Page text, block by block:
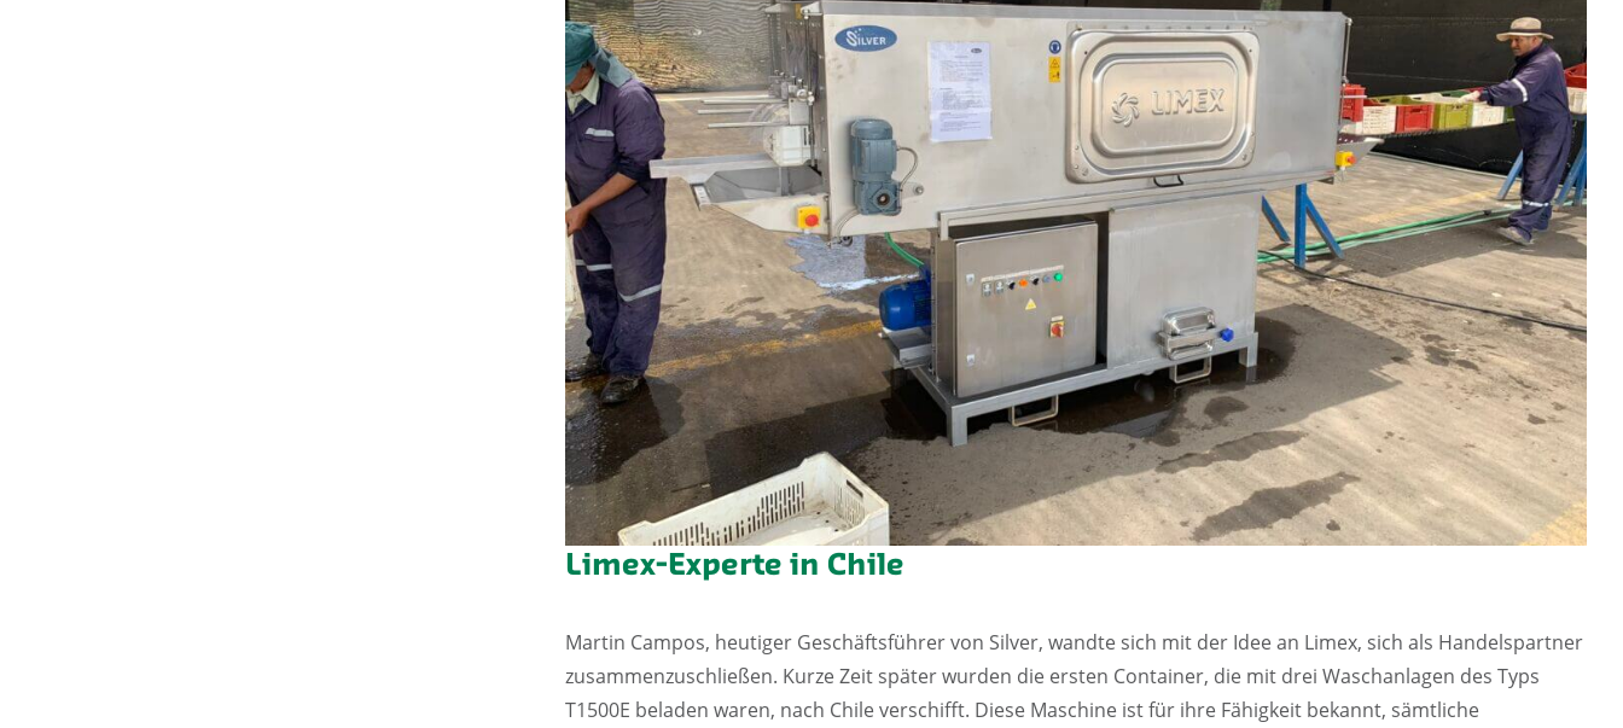
Limex-Experte in Chile
Martin Campos, heutiger Geschäftsführer von Silver, wandte sich mit der Idee an Limex, sich als Handelspartner
zusammenzuschließen. Kurze Zeit später wurden die ersten Container, die mit drei Waschanlagen des Typs
T1500E beladen waren, nach Chile verschifft. Diese Maschine ist für ihre Fähigkeit bekannt, sämtliche